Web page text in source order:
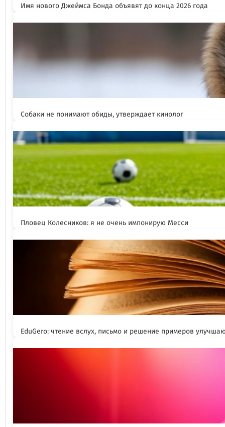
Имя нового Джеймса Бонда объявят до конца 2026 года
Собаки не понимают обиды, утверждает кинолог
Пловец Колесников: я не очень импонирую Месси
EduGero: чтение вслух, письмо и решение примеров